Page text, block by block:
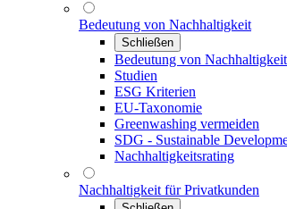
Bedeutung von Nachhaltigkeit
Schließen
Bedeutung von Nachhaltigkeit
Studien
ESG Kriterien
EU-Taxonomie
Greenwashing vermeiden
SDG - Sustainable
Nachhaltigkeitsrating
Nachhaltigkeit für Privatkunden